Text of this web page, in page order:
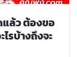
ล้ว ต้องขอ
รบ้างถึงจะ